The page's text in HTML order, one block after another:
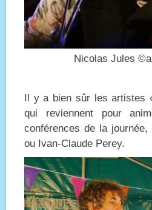
Nicolas Jules
Il y a bien sûr les artistes
qui reviennent pour
conférences de la
ou Ivan-Claude Perey.